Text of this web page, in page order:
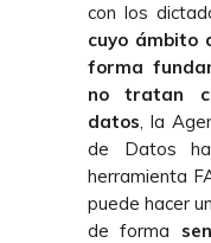
con los
cuyo ámbito
forma
no tratan
datos, la
de Datos
herramienta
puede hacer
de forma